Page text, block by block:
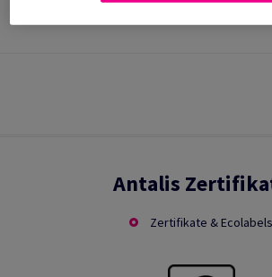
Antalis
Zertifikate & Ecolabels